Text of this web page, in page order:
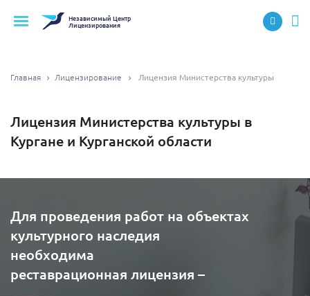
НезависимыйЦентр
Лицензирования
Главная Лицензирование Лицензия Министерства культуры
Лицензия Министерства культуры в
Кургане и Курганской области
Для проведения работ на объектах
культурного наследия
необходима
реставрационная лицензия –